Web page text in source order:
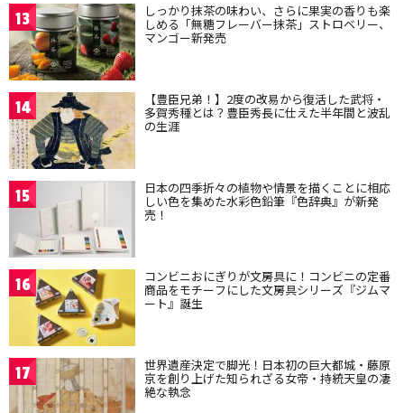
13 しっかり抹茶の味わい、さらに果実の香りも楽
しめる「無糖フレーバー抹茶」ストロベリー、
マンゴー新発売
14 【豊臣兄弟！】2度の改易から復活した武将・
多賀秀種とは？豊臣秀長に仕えた半年間と波乱
の生涯
15 日本の四季折々の植物や情景を描くことに相応
しい色を集めた水彩色鉛筆『色辞典』が新発
売！
16 コンビニおにぎりが文房具に！コンビニの定番
商品をモチーフにした文房具シリーズ『ジムマ
ート』誕生
17 世界遺産決定で脚光！日本初の巨大都城・藤原
京を創り上げた知られざる女帝・持統天皇の凄
絶な執念